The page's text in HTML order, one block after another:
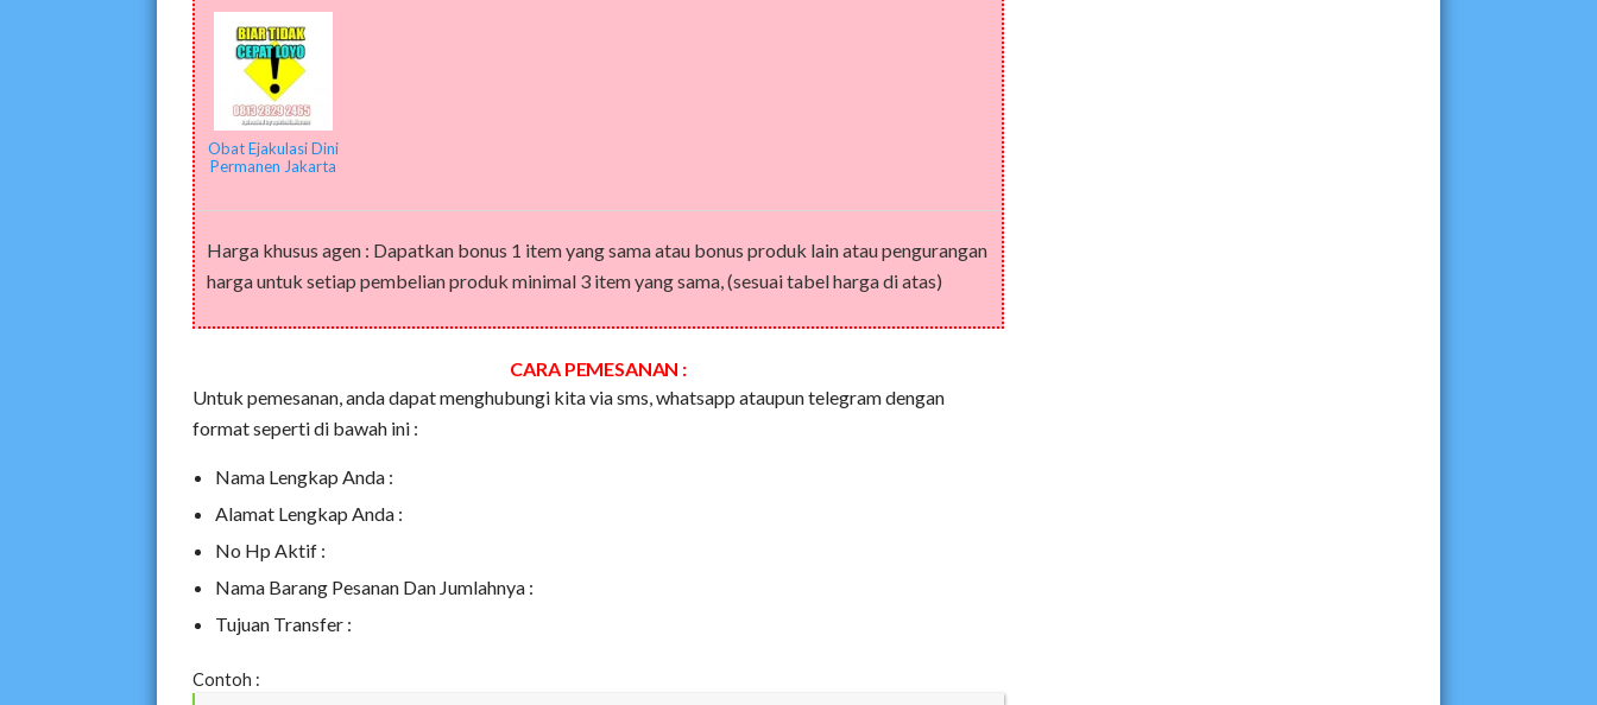
Obat Ejakulasi Dini
Permanen Jakarta
Harga khusus agen : Dapatkan bonus 1 item yang sama atau bonus produk lain atau pengurangan
harga untuk setiap pembelian produk minimal 3 item yang sama, (sesuai tabel harga di atas)
CARA PEMESANAN :
Untuk pemesanan, anda dapat menghubungi kita via sms, whatsapp ataupun telegram dengan
format seperti di bawah ini :
Nama Lengkap Anda :
Alamat Lengkap Anda :
No Hp Aktif :
Nama Barang Pesanan Dan Jumlahnya :
Tujuan Transfer :
Contoh :